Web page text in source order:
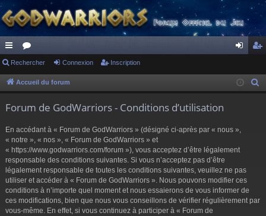
ac
co
s
or
u ne cri
Rechercher Connexion Inscription
Accueil du forum
Forum de GodWarriors - Conditions d’utilisation
En accédant à « Forum de GodWarriors » (désigné ci-après par « nous »,
« notre », « nos », « Forum de GodWarriors » et
« https://www.godwarriors.com/forum »), vous acceptez d’être légalement
responsable des conditions suivantes. Si vous n’acceptez pas d’être
légalement responsable de toutes les conditions suivantes, veuillez ne pas
utiliser et accéder à « Forum de GodWarriors ». Nous pouvons modifier ces
conditions à n’importe quel moment et nous essaierons de vous informer de
ces modifications, bien que nous vous conseillons de vérifier régulièrement par
vous-même. En effet, si vous continuez à participer à « Forum de